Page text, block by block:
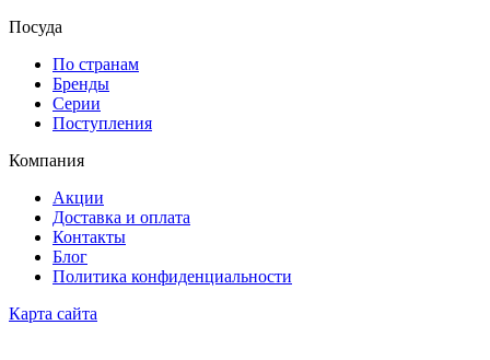
Посуда
По странам
Бренды
Серии
Поступления
Компания
Акции
Доставка и оплата
Контакты
Блог
Политика конфиденциальности
Карта сайта